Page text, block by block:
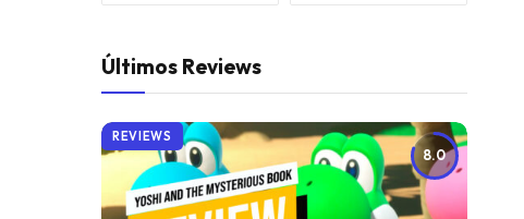
Últimos Reviews
8.0
REVIEWS